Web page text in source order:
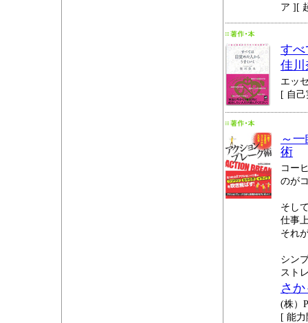
ア ][
すべ
佳川
エッ
[ 自
～
術
コー
のが
そし
仕事
それ
シン
スト
さ
(株）
[ 能